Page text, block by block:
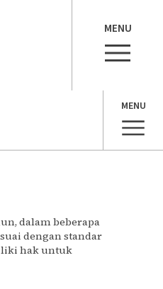
MENU
MENU
dalam beberapa
dengan standar
hak untuk